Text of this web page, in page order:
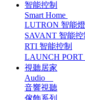
智能控制
Smart Home
LUTRON 智能
SAVANT 智能控
RTI 智能控制
LAUNCH PORT
視聽居家
Audio
音響視聽
傢飾系列